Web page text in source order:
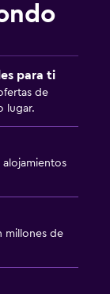
para ti
de
lugar.
millones de